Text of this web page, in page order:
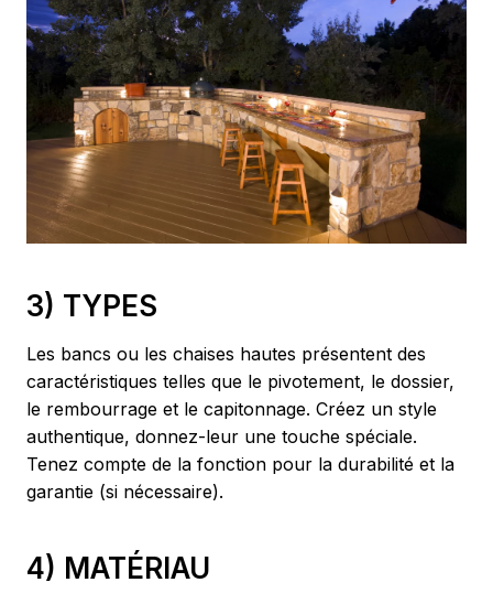
3) TYPES
Les bancs ou les chaises hautes présentent des
caractéristiques telles que le pivotement, le dossier,
le rembourrage et le capitonnage. Créez un style
authentique, donnez-leur une touche spéciale.
Tenez compte de la fonction pour la durabilité et la
garantie (si nécessaire).
4) MATÉRIAU